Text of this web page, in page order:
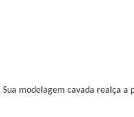
modelagem cavada realça